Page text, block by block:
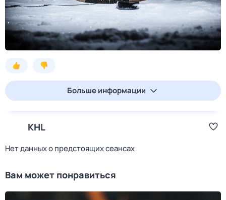
Больше информации
KHL
Нет данных о предстоящих сеансах
Вам может понравиться